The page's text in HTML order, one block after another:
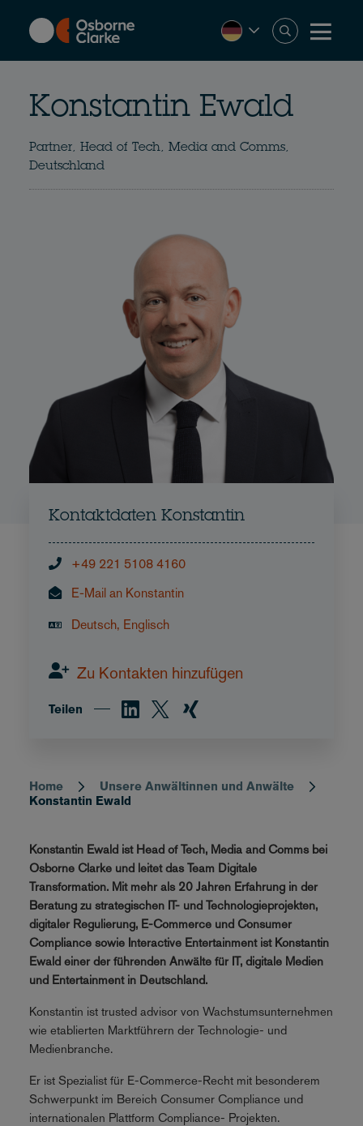
content
Konstantin Ewald
Partner, Head of Tech, Media and Comms,
Deutschland
Breadcrumb
Home
Unsere Anwältinnen und Anwälte
Konstantin Ewald
Konstantin Ewald ist Head of Tech, Media and Comms bei
Osborne Clarke und leitet das Team Digitale
Transformation. Mit mehr als 20 Jahren Erfahrung in der
Beratung zu strategischen IT- und Technologieprojekten,
digitaler Regulierung, E-Commerce und Consumer
Compliance sowie Interactive Entertainment ist Konstantin
Ewald einer der führenden Anwälte für IT, digitale Medien
und Entertainment in Deutschland.
Konstantin ist trusted advisor von Wachstumsunternehmen
wie etablierten Marktführern der Technologie- und
Medienbranche.
Er ist Spezialist für E-Commerce-Recht mit besonderem
Schwerpunkt im Bereich Consumer Compliance und
internationalen Plattform Compliance- Projekten.
Kontaktdaten Konstantin
+49 221 5108 4160
E-Mail an Konstantin
Deutsch, Englisch
Zu Kontakten hinzufügen
Teilen